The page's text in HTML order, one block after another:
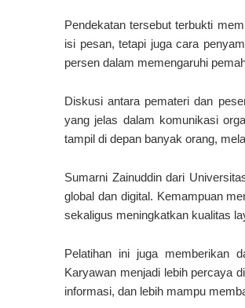
Pendekatan tersebut terbukti
isi pesan, tetapi juga cara
persen dalam memengaruhi
Diskusi antara pemateri dan
yang jelas dalam komunikasi
tampil di depan banyak orang,
Sumarni Zainuddin dari
global dan digital. Kemampuan
sekaligus meningkatkan kualitas
Pelatihan ini juga memberikan
Karyawan menjadi lebih percaya
informasi, dan lebih mampu